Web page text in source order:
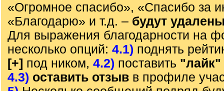
«Огромное спасибо», «Спасибо за
«Благодарю» и т.д. – будут
Для выражения благодарности на
несколько опций: 4.1) поднять
[+] под ником, 4.2) поставить "лайк"
4.3) оставить отзыв в профиле